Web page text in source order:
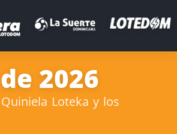
2026
Loteka y los